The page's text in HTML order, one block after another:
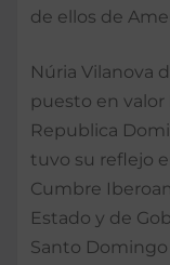
de ellos de
Núria Vilanova
puesto en
Republica
tuvo su reflejo
Cumbre
Estado y de
Santo